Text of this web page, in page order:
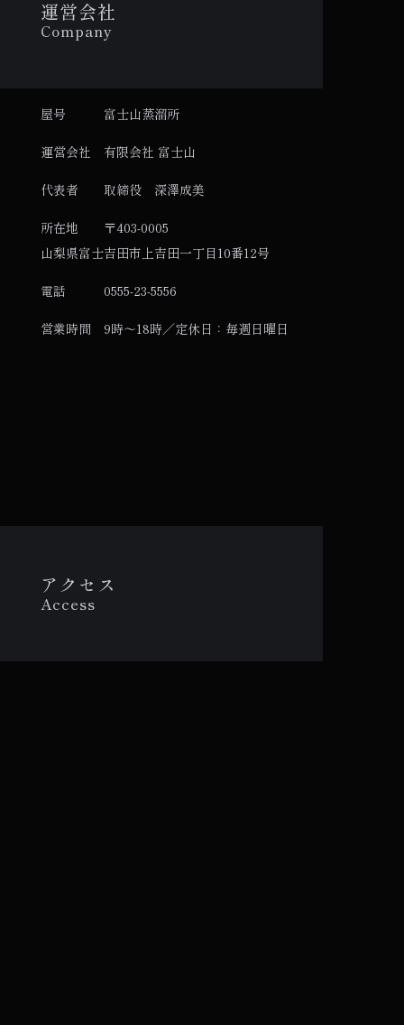
運営会社
Company
屋号 富士山蒸溜所
運営会社 有限会社 富士山
代表者 取締役 深澤成美
所在地
〒403-0005
山梨県富士吉田市上吉田一丁目10番12号
電話 0555-23-5556
営業時間 9時～18時／定休日：毎週日曜日
アクセス
Access